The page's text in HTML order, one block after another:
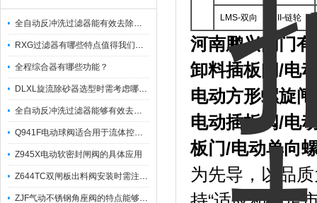
全自动反冲洗过滤器能有效去除过滤介质上的杂质
RXG过滤器有哪些特点值得我们选择？
全程综合器有哪些功能？
DLXL旋流除砂器选型时需考虑哪些因素？
全自动反冲洗过滤器能够有效去除不同粒径的固体杂
Q941F电动球阀适合用于流体控制需要迅速反应的场合
Z945X电动软密封闸阀的具体应用
Z644TC双闸板出料阀安装时需注意哪些事项？
ZJF气动不锈钢角座阀的特点能够稳定地控制介质流量
LMS-双向 II-链轮
河南鹏兴阀门
卸料插板阀/电
电动方形螺旋
电动插板阀/电
板门/电动单向
为先导，以品